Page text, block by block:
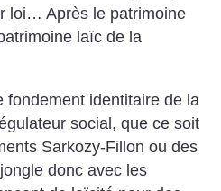
loi… Après le patrimoine
laïc de la
fondement identitaire de la
social, que ce soit
Sarkozy-Fillon ou des
donc avec les